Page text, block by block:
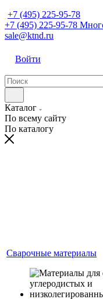
+7 (495) 225-95-78
+7 (495) 225-95-78
sale@ktnd.ru
Войти
Каталог
По всему сайту
По каталогу
Сварочные материалы